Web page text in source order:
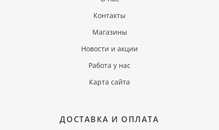
Контакты
Магазины
Новости и акции
Работа у нас
Карта сайта
ДОСТАВКА И ОПЛАТА